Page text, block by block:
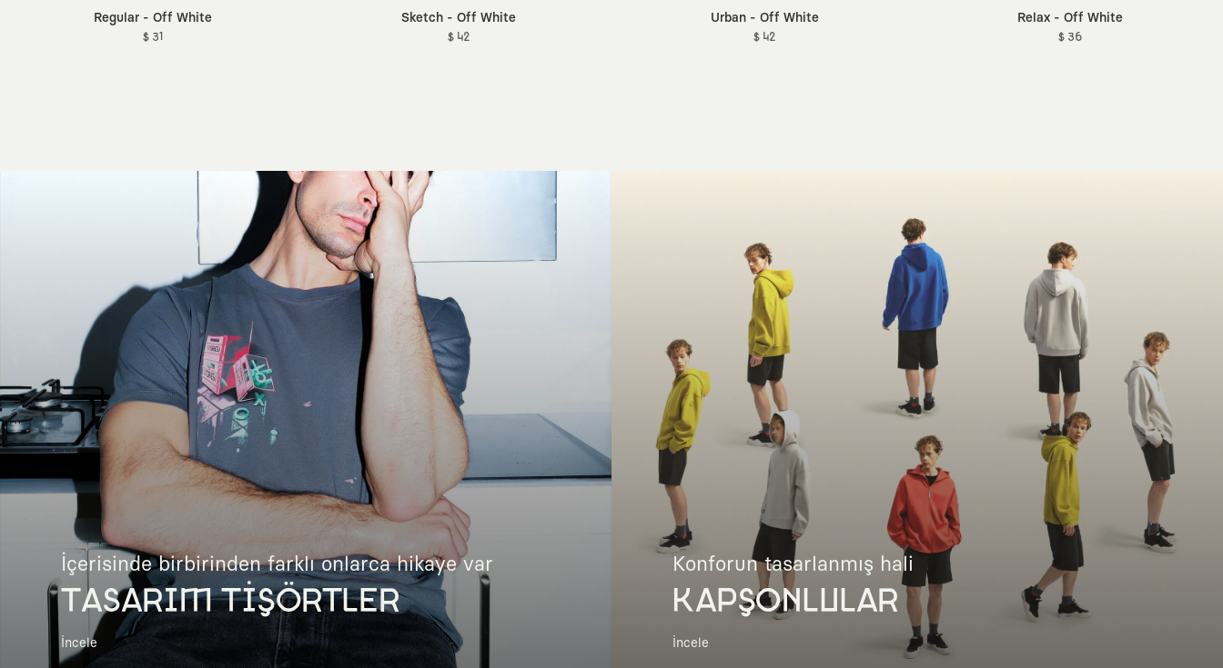
Regular - Off White
$ 31
Sketch - Off White
$ 42
Urban - Off White
$ 42
Relax - Off White
$ 36
İçerisinde birbirinden farklı onlarca hikaye var
TASARIM TİŞÖRTLER
İncele
Konforun tasarlanmış hali
KAPŞONLULAR
İncele